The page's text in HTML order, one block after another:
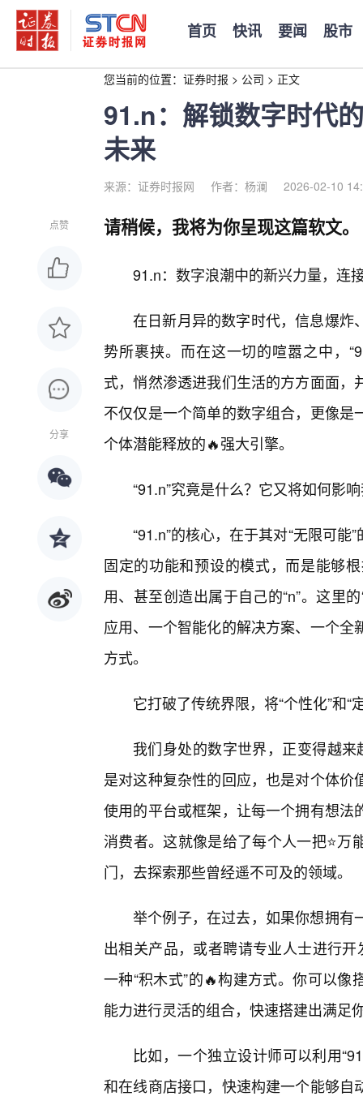
首页 快讯 要闻 股市
您当前的位置： 证券时报 > 公司 > 正文
91.n：解锁数字时代
未来
来源：证券时报网 作者：杨澜 2026-02-10
点赞
分享
请稍候，我将为你呈现这篇软文。
91.n：数字浪潮中的新兴力量，连
在日新月异的数字时代，信息爆炸
势所裹挟。而在这一切的喧嚣之中，
式，悄然渗透进我们生活的方方面面
不仅仅是一个简单的数字组合，更像
个体潜能释放的🔥强大引擎。
“91.n”究竟是什么？它又将如何影
“91.n”的核心，在于其对“无限可
固定的功能和预设的模式，而是能够
用、甚至创造出属于自己的“n”。这里
应用、一个智能化的解决方案、一个
方式。
它打破了传统界限，将“个性化”和
我们身处的数字世界，正变得越
是对这种复杂性的回应，也是对个体
使用的平台或框架，让每一个拥有想
消费者。这就像是给了每个人一把⭐
门，去探索那些曾经遥不可及的领域。
举个例子，在过去，如果你想拥有
出相关产品，或者聘请专业人士进行
一种“积木式”的🔥构建方式。你可以
能力进行灵活的组合，快速搭建出满足
比如，一个独立设计师可以利用
和在线商店接口，快速构建一个能够